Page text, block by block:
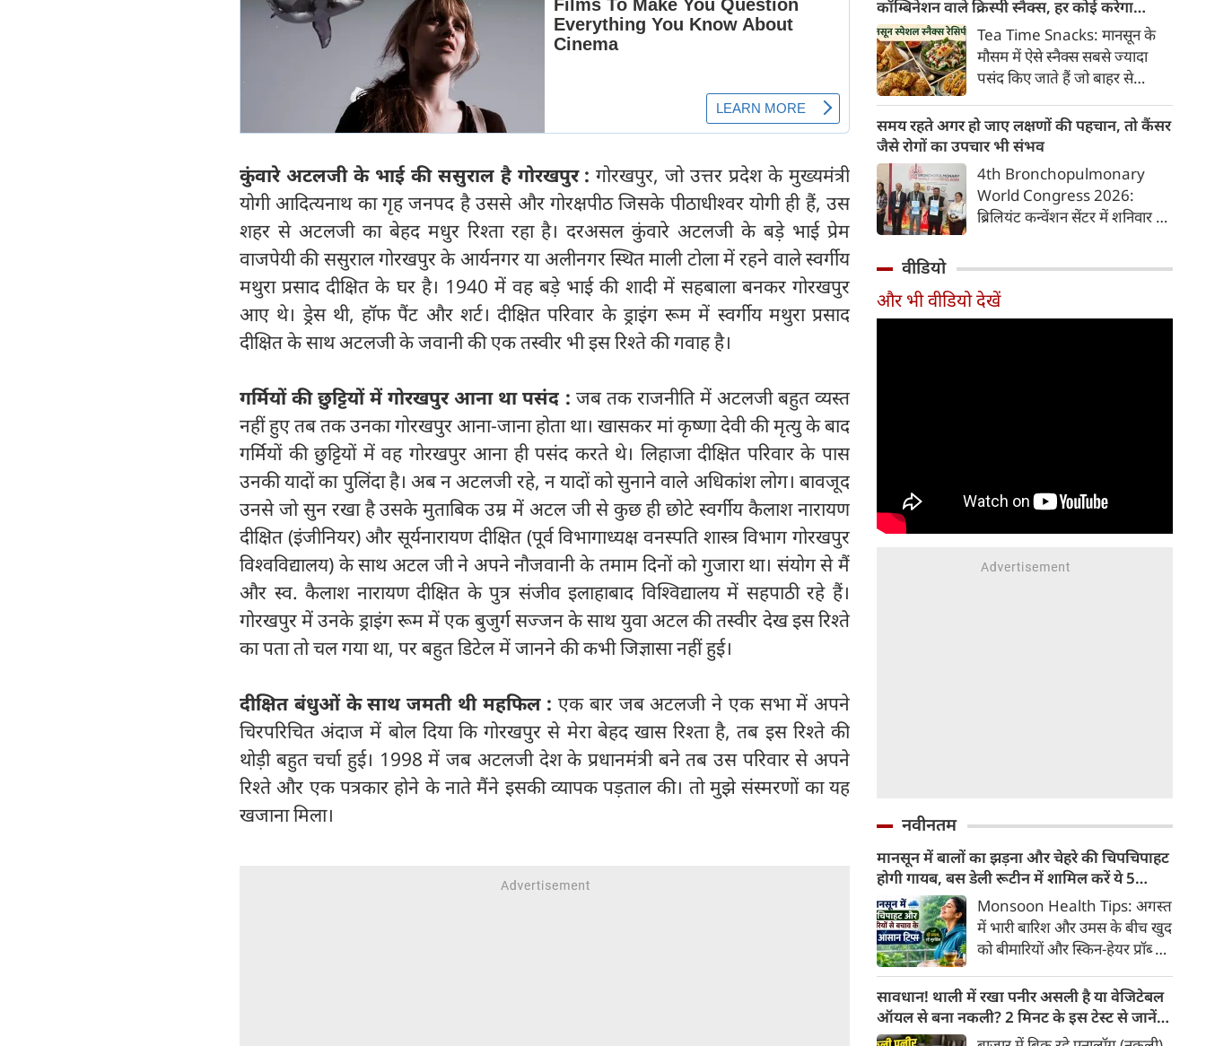
कुंवारे अटलजी के भाई की ससुराल है गोरखपुर :गोरखपुर, जो उत्तर प्रदेश के मुख्यमंत्री
योगी आदित्यनाथ का गृह जनपद है उससे और गोरक्षपीठ जिसके पीठाधीश्वर योगी ही हैं, उस
शहर से अटलजी का बेहद मधुर रिश्ता रहा है। दरअसल कुंवारे अटलजी के बड़े भाई प्रेम
वाजपेयी की ससुराल गोरखपुर के आर्यनगर या अलीनगर स्थित माली टोला में रहने वाले स्वर्गीय
मथुरा प्रसाद दीक्षित के घर है। 1940 में वह बड़े भाई की शादी में सहबाला बनकर गोरखपुर
आए थे। ड्रेस थी, हॉफ पैंट और शर्ट। दीक्षित परिवार के ड्राइंग रूम में स्वर्गीय मथुरा प्रसाद
दीक्षित के साथ अटलजी के जवानी की एक तस्वीर भी इस रिश्ते की गवाह है।
गर्मियों की छुट्टियों में गोरखपुर आना था पसंद : जब तक राजनीति में अटलजी बहुत व्यस्त
नहीं हुए तब तक उनका गोरखपुर आना-जाना होता था। खासकर मां कृष्णा देवी की मृत्यु के बाद
गर्मियों की छुट्टियों में वह गोरखपुर आना ही पसंद करते थे। लिहाजा दीक्षित परिवार के पास
उनकी यादों का पुलिंदा है। अब न अटलजी रहे, न यादों को सुनाने वाले अधिकांश लोग। बावजूद
उनसे जो सुन रखा है उसके मुताबिक उम्र में अटल जी से कुछ ही छोटे स्वर्गीय कैलाश नारायण
दीक्षित (इंजीनियर) और सूर्यनारायण दीक्षित (पूर्व विभागाध्यक्ष वनस्पति शास्त्र विभाग गोरखपुर
विश्वविद्यालय) के साथ अटल जी ने अपने नौजवानी के तमाम दिनों को गुजारा था। संयोग से मैं
और स्व. कैलाश नारायण दीक्षित के पुत्र संजीव इलाहाबाद विश्विद्यालय में सहपाठी रहे हैं।
गोरखपुर में उनके ड्राइंग रूम में एक बुजुर्ग सज्जन के साथ युवा अटल की तस्वीर देख इस रिश्ते
का पता तो चल गया था, पर बहुत डिटेल में जानने की कभी जिज्ञासा नहीं हुई।
दीक्षित बंधुओं के साथ जमती थी महफिल : एक बार जब अटलजी ने एक सभा में अपने
चिरपरिचित अंदाज में बोल दिया कि गोरखपुर से मेरा बेहद खास रिश्ता है, तब इस रिश्ते की
थोड़ी बहुत चर्चा हुई। 1998 में जब अटलजी देश के प्रधानमंत्री बने तब उस परिवार से अपने
रिश्ते और एक पत्रकार होने के नाते मैंने इसकी व्यापक पड़ताल की। तो मुझे संस्मरणों का यह
खजाना मिला।
देते हैं। लेकिन शरीर के ये छोटे-छोटे
बदलाव असल में एक बहुत बड़ी
चेतावनी हो सकते हैं।
कॉम्बिनेशन वाले क्रिस्पी स्नैक्स, हर कोई करेगा
तारीफ
Tea Time Snacks: मानसून के
मौसम में ऐसे स्नैक्स सबसे ज्यादा
पसंद किए जाते हैं जो बाहर से
लाजवाब हों। यहां आपके लिये प्रस्तुत
हैं पकौड़ों से लेकर कॉर्न फ्रिटर्स तक
के कई मसालेदार स्नैक्स की ऐसी
रेसिपीज, जिन्हें आप घर पर कम
समय में आसानी से तैयार कर सकते
हैं।
समय रहते अगर हो जाए लक्षणों की पहचान, तो कैंसर
जैसे रोगों का उपचार भी संभव
4th Bronchopulmonary
World Congress 2026:
ब्रिलियंट कन्वेंशन सेंटर में शनिवार से
विदेश से आए पल्मोनोलॉजिस्ट,
क्रिटिकल केयर विशेषज्ञ, थोरासिक
(रजिस्ट्रेशन) कराया है।
वीडियो
और भी वीडियो देखें
नवीनतम
मानसून में बालों का झड़ना और चेहरे की चिपचिपाहट
होगी गायब, बस डेली रूटीन में शामिल करें ये 5
लाइफस्टाइल टिप्सMonsoon Health Tips: अगस्त
में भारी बारिश और उमस के बीच खुद
को बीमारियों और स्किन-हेयर प्रॉब्लम
बताएं 5 बेस्ट मानसून लाइफस्टाइल
हैक्स।
सावधान! थाली में रखा पनीर असली है या वेजिटेबल
ऑयल से बना नकली? 2 मिनट के इस टेस्ट से जानें
सच्चाई